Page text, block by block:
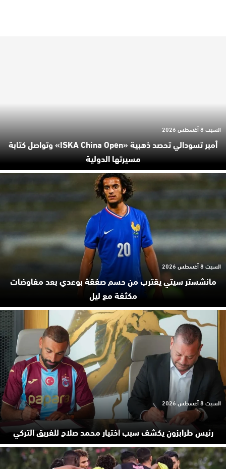
أمبر تسودالي تحصد ذهبية «ISKA China Open» وتواصل كتابة
مسيرتها الدولية
السبت 8 أغسطس 2026
مانشستر سيتي يقترب من حسم صفقة بوعدي بعد مفاوضات
مكثفة مع ليل
السبت 8 أغسطس 2026
رئيس طرابزون يكشف سبب اختيار محمد صلاح للفريق التركي
السبت 8 أغسطس 2026